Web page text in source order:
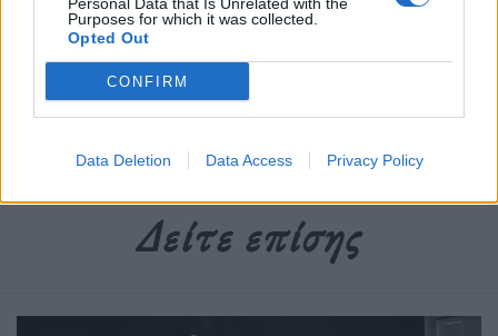
Purposes for which it was collected.
Opted Out
CONFIRM
Data Deletion Data Access Privacy Policy
The Bikesiders,
Δείτε επίσης